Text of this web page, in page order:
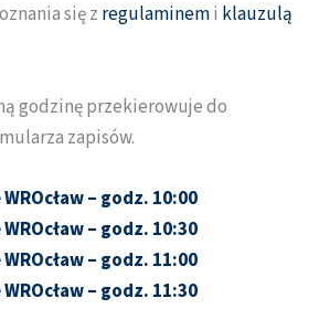
się z regulaminemi klauzulą
godzinę przekierowuje do
zapisów.
– godz. 10:00
– godz. 10:30
– godz. 11:00
– godz. 11:30